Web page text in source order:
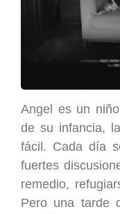
Angel es un
de su infancia,
fácil. Cada día
fuertes
remedio,
Pero una tarde